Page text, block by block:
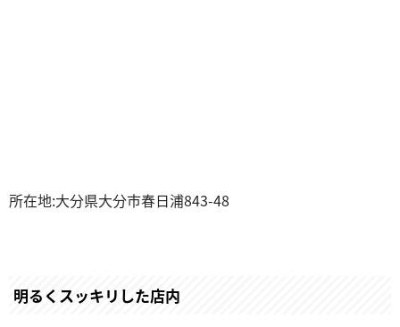
所在地:大分県大分市春日浦843-48
明るくスッキリした店内